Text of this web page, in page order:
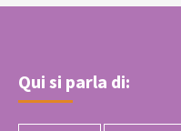
Qui si parla di: